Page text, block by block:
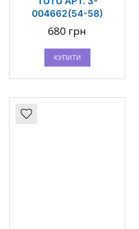
004662(54-58)
680 грн
КУПИТИ